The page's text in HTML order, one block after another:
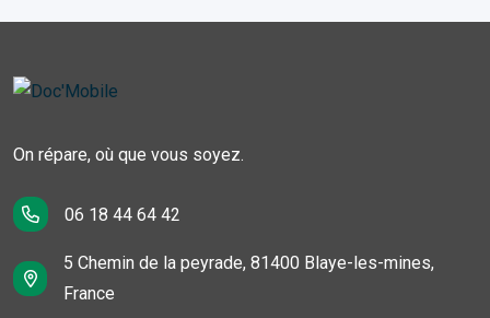
On répare, où que vous soyez.
06 18 44 64 42
5 Chemin de la peyrade, 81400 Blaye-les-mines,
France